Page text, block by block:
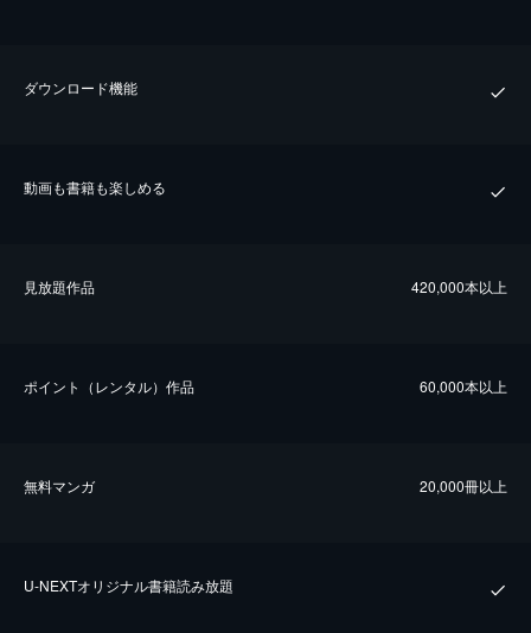
ダウンロード機能
動画も書籍も楽しめる
⾒放題作品 420,000本以上
ポイント（レンタル）作品 60,000本以上
無料マンガ 20,000冊以上
U-NEXTオリジナル書籍読み放題